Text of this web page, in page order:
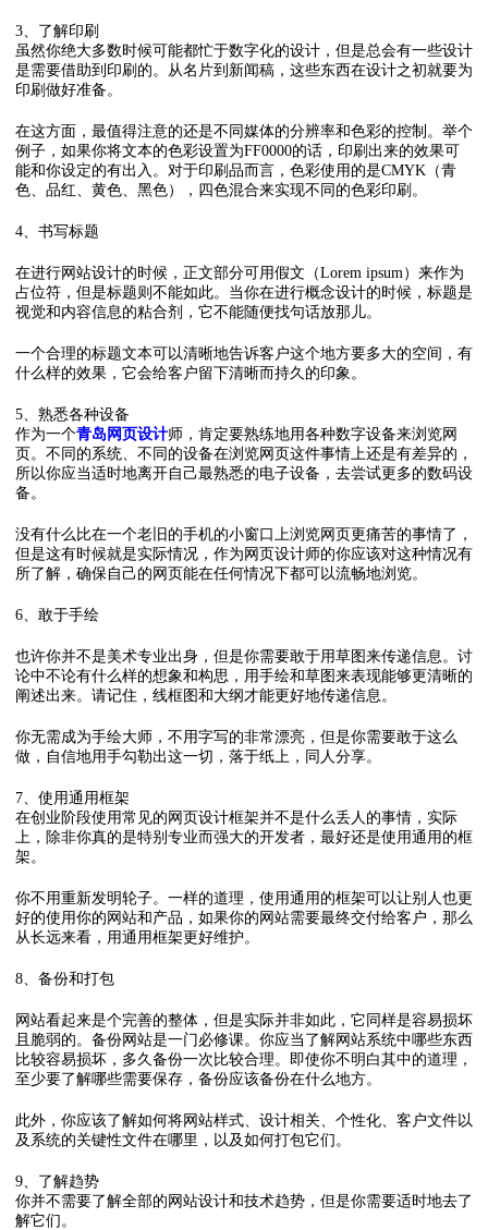
3、了解印刷
虽然你绝大多数时候可能都忙于数字化的设计，但是总会有一些设计
是需要借助到印刷的。从名片到新闻稿，这些东西在设计之初就要为
印刷做好准备。
在这方面，最值得注意的还是不同媒体的分辨率和色彩的控制。举个
例子，如果你将文本的色彩设置为FF0000的话，印刷出来的效果可
能和你设定的有出入。对于印刷品而言，色彩使用的是CMYK（青
色、品红、黄色、黑色），四色混合来实现不同的色彩印刷。
4、书写标题
在进行网站设计的时候，正文部分可用假文（Lorem ipsum）来作为
占位符，但是标题则不能如此。当你在进行概念设计的时候，标题是
视觉和内容信息的粘合剂，它不能随便找句话放那儿。
一个合理的标题文本可以清晰地告诉客户这个地方要多大的空间，有
什么样的效果，它会给客户留下清晰而持久的印象。
5、熟悉各种设备
作为一个青岛网页设计师，肯定要熟练地用各种数字设备来浏览网
页。不同的系统、不同的设备在浏览网页这件事情上还是有差异的，
所以你应当适时地离开自己最熟悉的电子设备，去尝试更多的数码设
备。
没有什么比在一个老旧的手机的小窗口上浏览网页更痛苦的事情了，
但是这有时候就是实际情况，作为网页设计师的你应该对这种情况有
所了解，确保自己的网页能在任何情况下都可以流畅地浏览。
6、敢于手绘
也许你并不是美术专业出身，但是你需要敢于用草图来传递信息。讨
论中不论有什么样的想象和构思，用手绘和草图来表现能够更清晰的
阐述出来。请记住，线框图和大纲才能更好地传递信息。
你无需成为手绘大师，不用字写的非常漂亮，但是你需要敢于这么
做，自信地用手勾勒出这一切，落于纸上，同人分享。
7、使用通用框架
在创业阶段使用常见的网页设计框架并不是什么丢人的事情，实际
上，除非你真的是特别专业而强大的开发者，最好还是使用通用的框
架。
你不用重新发明轮子。一样的道理，使用通用的框架可以让别人也更
好的使用你的网站和产品，如果你的网站需要最终交付给客户，那么
从长远来看，用通用框架更好维护。
8、备份和打包
网站看起来是个完善的整体，但是实际并非如此，它同样是容易损坏
且脆弱的。备份网站是一门必修课。你应当了解网站系统中哪些东西
比较容易损坏，多久备份一次比较合理。即使你不明白其中的道理，
至少要了解哪些需要保存，备份应该备份在什么地方。
此外，你应该了解如何将网站样式、设计相关、个性化、客户文件以
及系统的关键性文件在哪里，以及如何打包它们。
9、了解趋势
你并不需要了解全部的网站设计和技术趋势，但是你需要适时地去了
解它们。